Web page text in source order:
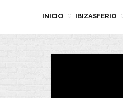
INICIO IBIZASFERIO